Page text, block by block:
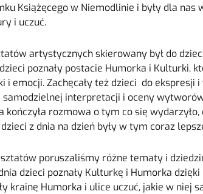
Książęcego w Niemodlinie i były dla
i uczuć.
artystycznych skierowany był do
poznały postacie Humorka i Kulturki,
i emocji. Zachęcały też dzieci do ekspresji
samodzielnej interpretacji i oceny
kończyła rozmowa o tym co się
z dnia na dzień były w tym coraz
poruszaliśmy różne tematy i
dzieci poznały Kulturkę i Humorka
krainę Humorka i ulice uczuć, jakie w niej